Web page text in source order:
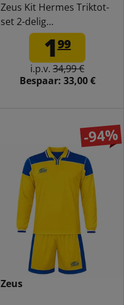
Zeus Kit Hermes Triktot-
set 2-delig
groen/wit/blauw
199
i.p.v. 34,99 €
Bespaar: 33,00 €
-94%
Zeus